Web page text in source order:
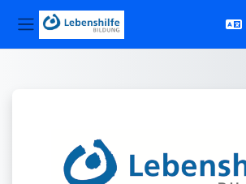
Website-Übersicht